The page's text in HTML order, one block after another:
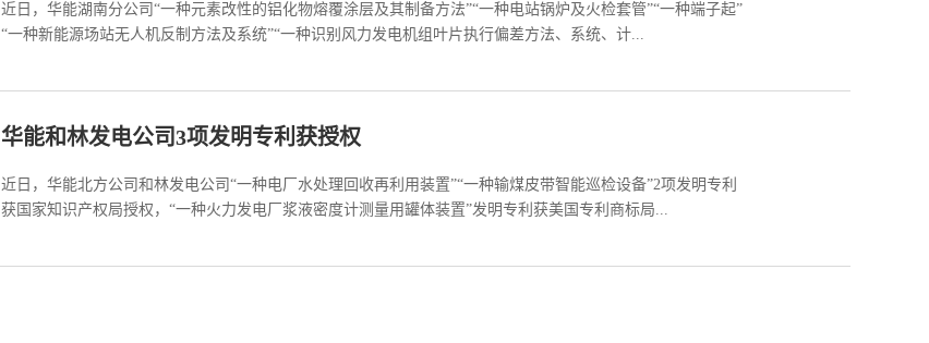
近日，华能湖南分公司“一种元素改性的铝化物熔覆涂层及其制备方法”“一种电站锅炉及火检套管”“一种端子起”
“一种新能源场站无人机反制方法及系统”“一种识别风力发电机组叶片执行偏差方法、系统、计...
华能和林发电公司3项发明专利获授权
近日，华能北方公司和林发电公司“一种电厂水处理回收再利用装置”“一种输煤皮带智能巡检设备”2项发明专利
获国家知识产权局授权，“一种火力发电厂浆液密度计测量用罐体装置”发明专利获美国专利商标局...